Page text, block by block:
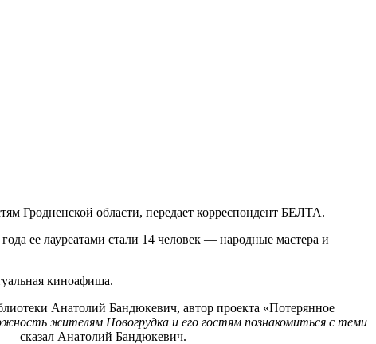
Гродненской области, передает корреспондент БЕЛТА.
ее лауреатами стали 14 человек — народные мастера и
киноафиша.
Анатолий Бандюкевич, автор проекта «Потерянное
жителям Новогрудка и его гостям познакомиться с теми
— сказал Анатолий Бандюкевич.